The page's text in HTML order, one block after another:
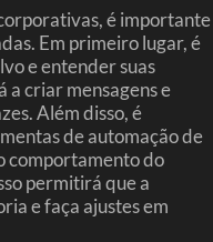
é importante
Em primeiro lugar, é
e entender suas
a criar mensagens e
Além disso, é
de automação de
comportamento do
permitirá que a
e faça ajustes em